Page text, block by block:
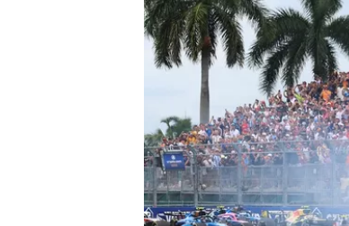
すべてのカテゴリー